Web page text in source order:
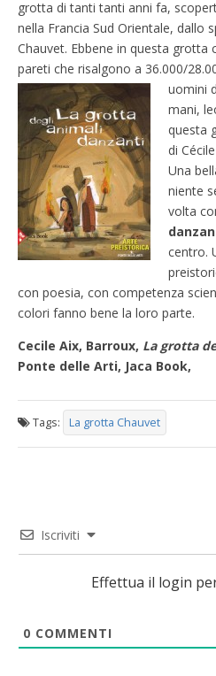
grotta di tanti tanti anni fa,
nella Francia Sud Orientale, dallo
Chauvet. Ebbene in questa grotta
pareti che risalgono a 36.000/
uomini
mani,
questa
di
Una
niente
volta
centro.
con poesia, con competenza
colori fanno bene la loro parte.
Cecile Aix, Barroux, La grotta
Ponte delle Arti, Jaca Book,
Tags: La grotta Chauvet
Iscriviti
Effettua il login
0 COMMENTI